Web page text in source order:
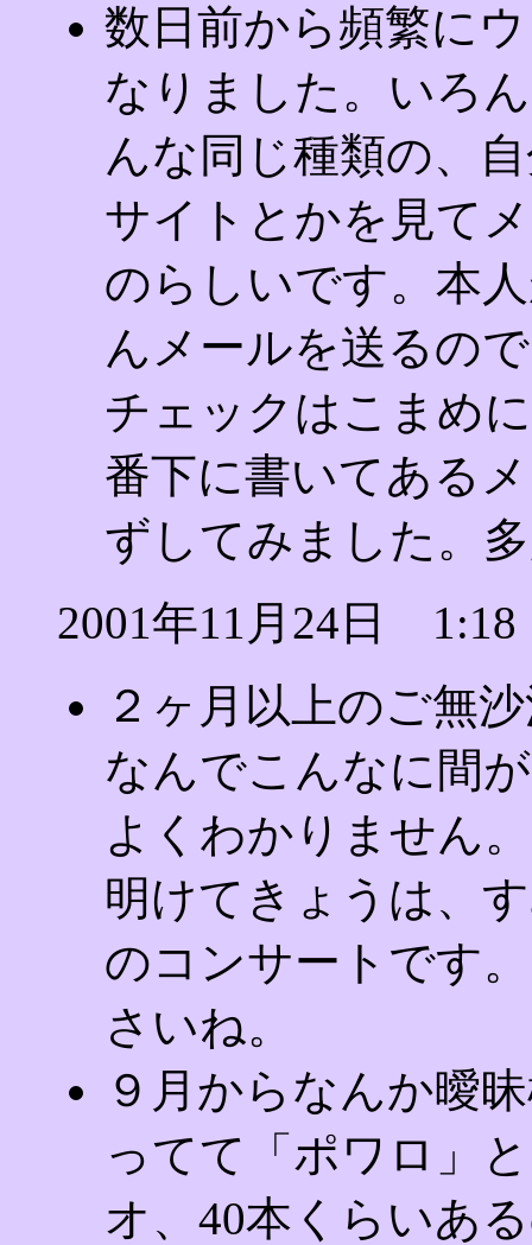
数日前から頻繁に
なりました。いろ
んな同じ種類の、
サイトとかを見て
のらしいです。本
んメールを送るの
チェックはこまめ
番下に書いてある
ずしてみました。
2001年11月24日 1:18
２ヶ月以上のご無
なんでこんなに間
よくわかりません
明けてきょうは、
のコンサートです
さいね。
９月からなんか曖
ってて「ポワロ」
オ、40本くらいあ